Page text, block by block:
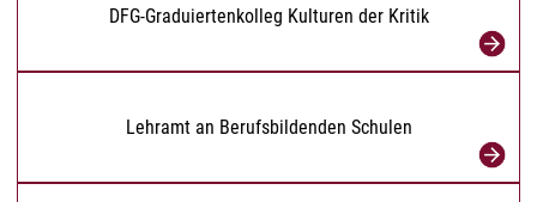
DFG-Graduiertenkolleg Kulturen der Kritik
Lehramt an Berufsbildenden Schulen